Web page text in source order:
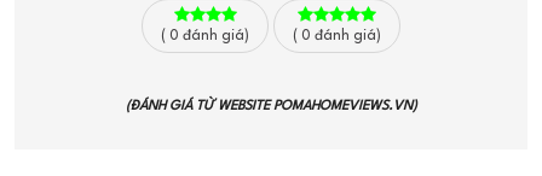
( 0 đánh giá) ( 0 đánh giá)
(ĐÁNH GIÁ TỪ WEBSITEPOMAHOMEVIEWS.VN)